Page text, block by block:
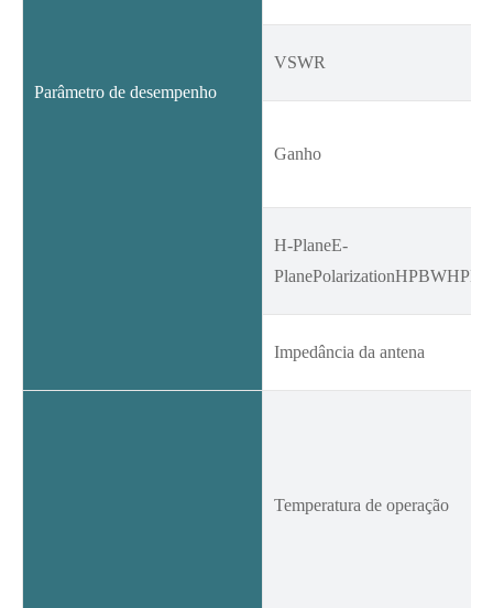
Parâmetro de desempenho
VSWR
Ganho
H-PlaneE-
Impedância da antena
Temperatura de operação